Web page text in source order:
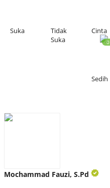
Suka
Tidak
Suka
Cinta
0
Sedih
Mochammad Fauzi, S.Pd